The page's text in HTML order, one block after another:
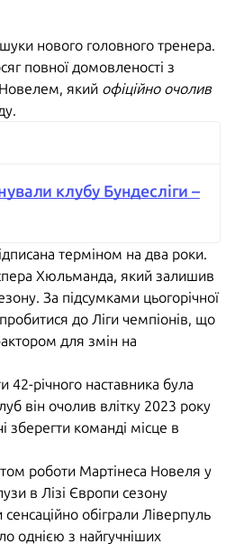
нового головного тренера.
повної домовленості з
який офіційно очолив
клубу Бундесліги –
терміном на два роки.
Хюльманда, який залишив
За підсумками цьогорічної
до Ліги чемпіонів, що
для змін на
42-річного наставника була
він очолив влітку 2023 року
зберегти команді місце в
роботи Мартінеса Новеля у
в Лізі Європи сезону
обіграли Ліверпуль
однією з найгучніших